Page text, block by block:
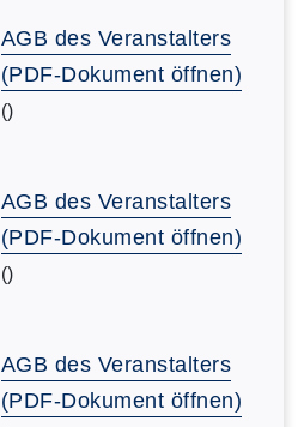
AGB des Veranstalters
(PDF-Dokument öffnen)
()
AGB des Veranstalters
(PDF-Dokument öffnen)
()
AGB des Veranstalters
(PDF-Dokument öffnen)